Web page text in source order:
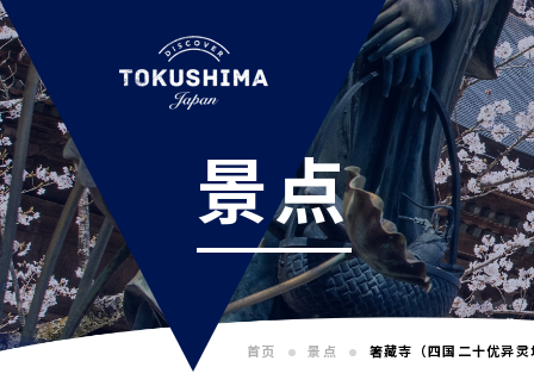
景点
首页 景点 箸藏寺（四国二十优异灵